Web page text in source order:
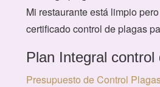
Mi restaurante está limpio
certificado control de plagas
Plan Integral control
Presupuesto de Control